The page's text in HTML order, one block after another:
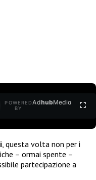
POWERED
BY
AdhubMedia
, questa volta non per i
– ormai spente –
partecipazione a